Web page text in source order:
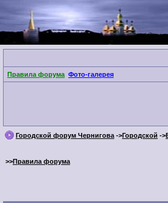
Правила форума Фото-галерея
Городской форум Чернигова ->Городской ->
>>Правила форума